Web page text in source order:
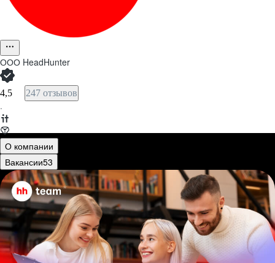
ООО HeadHunter
4,5 247 отзывов
·
О компании
Вакансии53